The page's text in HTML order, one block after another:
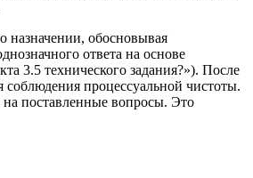
назначении, обосновывая
ответа на основе
3.5 технического задания?»). После
соблюдения процессуальной чистоты.
на поставленные вопросы. Это